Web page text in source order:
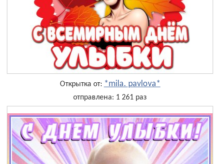
Открытка от: *mila. pavlova*
отправлена: 1 261 раз